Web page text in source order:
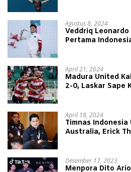
Agustus 8, 2024
Veddriq Leonardo
Pertama
April 21, 2024
Madura United
2-0, Laskar Sape
April 18, 2024
Timnas Indonesia
Australia, Erick
Desember 17, 2023
Menpora Dito